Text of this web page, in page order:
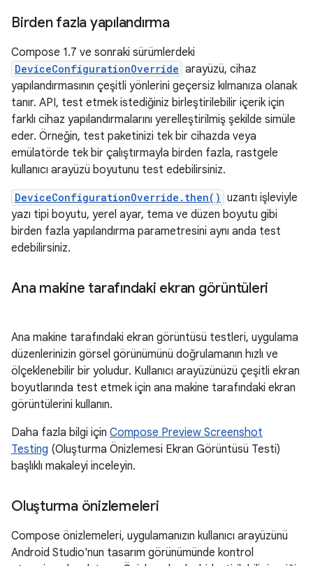
Birden fazla yapılandırma
Compose 1.7 ve sonraki sürümlerdeki
DeviceConfigurationOverride arayüzü, cihaz
yapılandırmasının çeşitli yönlerini geçersiz kılmanıza olanak
tanır. API, test etmek istediğiniz birleştirilebilir içerik için
farklı cihaz yapılandırmalarını yerelleştirilmiş şekilde simüle
eder. Örneğin, test paketinizi tek bir cihazda veya
emülatörde tek bir çalıştırmayla birden fazla, rastgele
kullanıcı arayüzü boyutunu test edebilirsiniz.
DeviceConfigurationOverride.then() uzantı işleviyle
yazı tipi boyutu, yerel ayar, tema ve düzen boyutu gibi
birden fazla yapılandırma parametresini aynı anda test
edebilirsiniz.
Ana makine tarafındaki ekran görüntüleri
Ana makine tarafındaki ekran görüntüsü testleri, uygulama
düzenlerinizin görsel görünümünü doğrulamanın hızlı ve
ölçeklenebilir bir yoludur. Kullanıcı arayüzünüzü çeşitli ekran
boyutlarında test etmek için ana makine tarafındaki ekran
görüntülerini kullanın.
Daha fazla bilgi için Compose Preview Screenshot
Testing (Oluşturma Önizlemesi Ekran Görüntüsü Testi)
başlıklı makaleyi inceleyin.
Oluşturma önizlemeleri
Compose önizlemeleri, uygulamanızın kullanıcı arayüzünü
Android Studio'nun tasarım görünümünde kontrol